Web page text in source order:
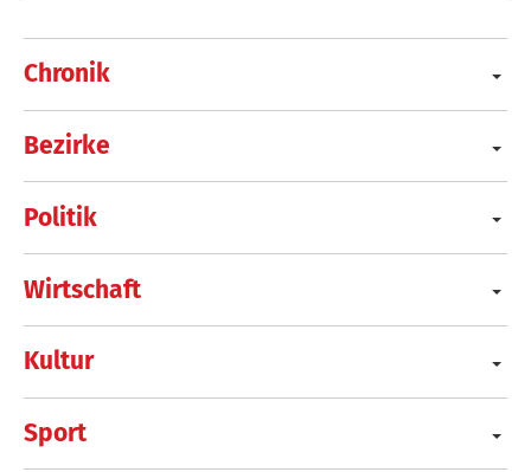
Chronik
Bezirke
Politik
Wirtschaft
Kultur
Sport